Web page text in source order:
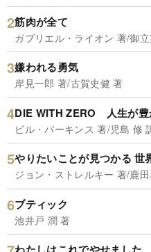
筋肉が全て
ガブリエル・ライオン 著/御
嫌われる勇気
岸見一郎 著/古賀史健 著
DIE WITH ZERO 人生が豊
ビル・パーキンス 著/児島 修
やりたいことが見つかる 世
ジョン・ストレルキー 著/鹿
ブティック
池井戸 潤 著